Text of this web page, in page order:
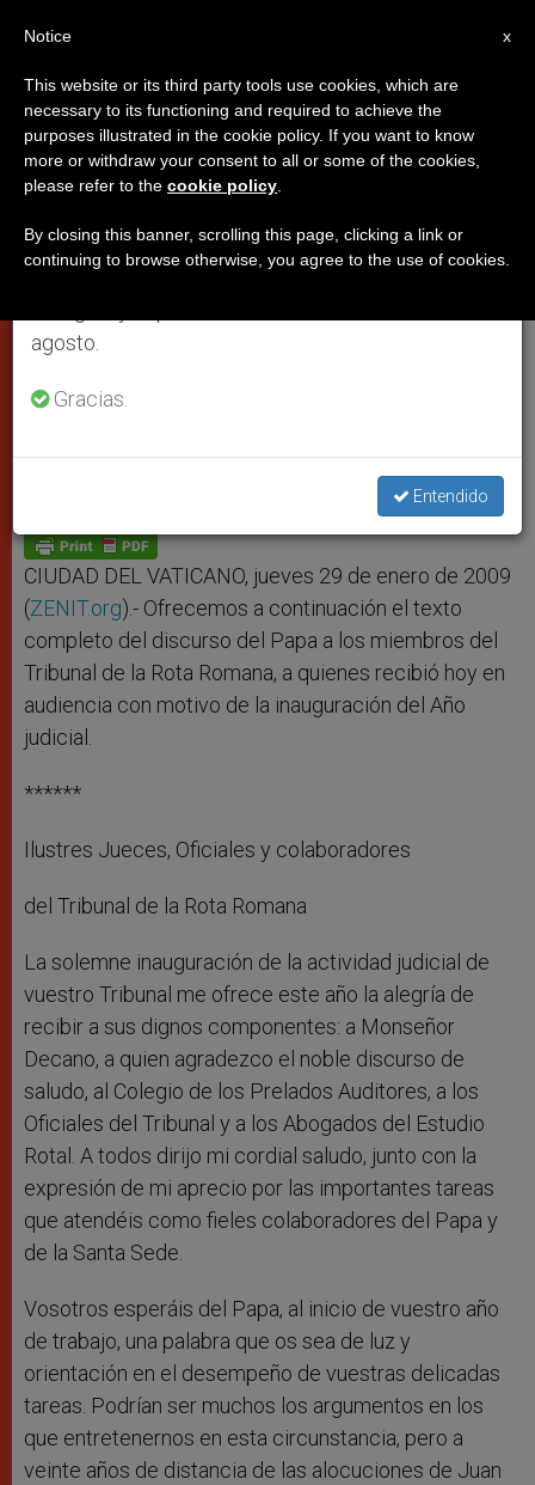
Benedicto XVI: “es necesario
reafirmar la capacidad humana
innata al matrimonio”
Discurso del Papa a la Rota Romana
ENERO 29, 2009 00:00
a
p
p
s
g
e
r
c
o
k
i
r
a
CIUDAD DEL VATICANO, jueves 29 de enero de 2009
(ZENIT.org).- Ofrecemos a continuación el texto
completo del discurso del Papa a los miembros del
Tribunal de la Rota Romana, a quienes recibió hoy en
audiencia con motivo de la inauguración del Año
judicial.
******
Ilustres Jueces, Oficiales y colaboradores
del Tribunal de la Rota Romana
La solemne inauguración de la actividad judicial de
vuestro Tribunal me ofrece este año la alegría de
recibir a sus dignos componentes: a Monseñor
Decano, a quien agradezco el noble discurso de
saludo, al Colegio de los Prelados Auditores, a los
Oficiales del Tribunal y a los Abogados del Estudio
Rotal. A todos dirijo mi cordial saludo, junto con la
expresión de mi aprecio por las importantes tareas
que atendéis como fieles colaboradores del Papa y
de la Santa Sede.
Vosotros esperáis del Papa, al inicio de vuestro año
de trabajo, una palabra que os sea de luz y
orientación en el desempeño de vuestras delicadas
tareas. Podrían ser muchos los argumentos en los
que entretenernos en esta circunstancia, pero a
veinte años de distancia de las alocuciones de Juan
×
Aviso importante
Del 27 de julio al 7 de agosto haremos la pausa
anual, aprovechando que en el periodo de verano
se generan menos informaciones y también el
agosto.
Gracias.
Entendido
x
Notice
This website or its third party tools use cookies, which are
necessary to its functioning and required to achieve the
purposes illustrated in the cookie policy. If you want to know
more or withdraw your consent to all or some of the cookies,
please refer to the cookie policy
By closing this banner, scrolling this page, clicking a link or
continuing to browse otherwise, you agree to the use of cookies.